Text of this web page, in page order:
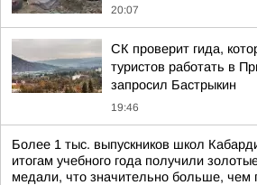
20:07
СК проверит гида,
туристов работать в
запросил Бастрыкин
19:46
Более 1 тыс. выпускников школ
итогам учебного года получили
медали, что значительно больше, чем